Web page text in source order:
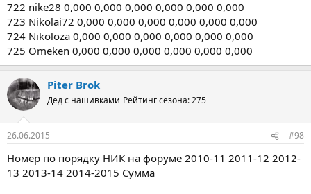
722 nike28 0,000 0,000 0,000 0,000 0,000 0,000
723 Nikolai72 0,000 0,000 0,000 0,000 0,000 0,000
724 Nikoloza 0,000 0,000 0,000 0,000 0,000 0,000
725 Omeken 0,000 0,000 0,000 0,000 0,000 0,000
Piter Brok
Дед с нашивками Рейтинг сезона: 275
26.06.2015 #98
Номер по порядку НИК на форуме 2010-11 2011-12 2012-
13 2013-14 2014-2015 Сумма